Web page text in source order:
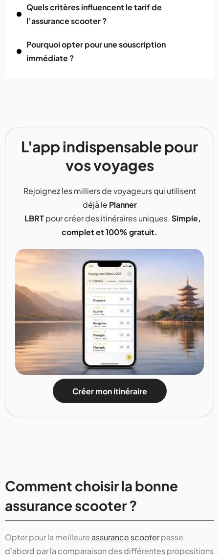
Quels critères influencent le tarif de
l’assurance scooter ?
Pourquoi opter pour une souscription
immédiate ?
L'app indispensable pour
vos voyages
Rejoignez les milliers de voyageurs qui utilisent
déjà le Planner
LBRTpour créer des itinéraires uniques. Simple,
complet et 100% gratuit.
Créer mon itinéraire
Comment choisir la bonne
assurance scooter ?
Opter pour la meilleure assurance scooterpasse
d’abord par la comparaison des différentes propositions